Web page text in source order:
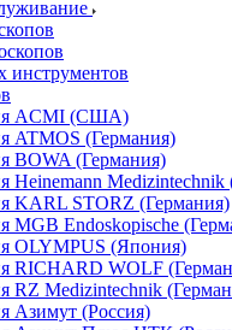
инструментов
ACMI (США)
ATMOS (Германия)
BOWA (Германия)
Heinemann Medizintechnik
KARL STORZ (Германия)
MGB Endoskopische
OLYMPUS (Япония)
RICHARD WOLF
RZ Medizintechnik
Азимут (Россия)